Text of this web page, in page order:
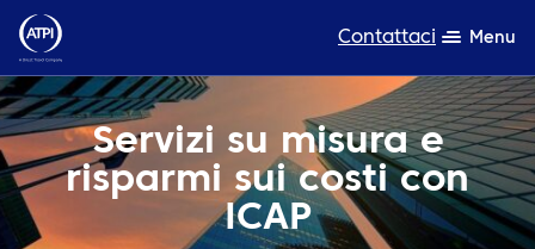
Contattaci Menu
Competenza
Prodotti
Risorse
Servizi su misura e
risparmi sui costi con
ICAP